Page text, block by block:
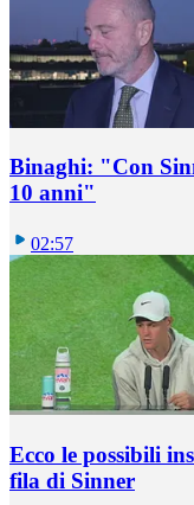
Binaghi: "Con
10 anni"
02:57
Ecco le possibili
fila di Sinner